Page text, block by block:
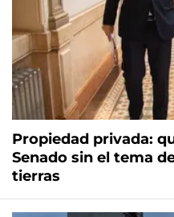
Propiedad privada:
Senado sin el tema
tierras